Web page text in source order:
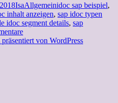
Autor
IsaKategorien
AllgemeinSchlagwörter
idoc sap beispiel,
inhalt anzeigen, sap idoc typen
idoc segment details, sap
zu
SAP-von WordPress